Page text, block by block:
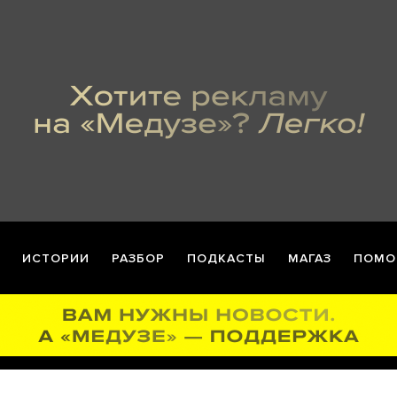
ИСТОРИИ РАЗБОР ПОДКАСТЫ МАГАЗ